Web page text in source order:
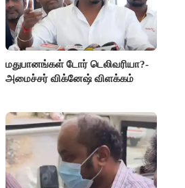
மதுபானங்கள் டோர் டெலிவரியா?-
அமைச்சர் விக்னேஷ் விளக்கம்